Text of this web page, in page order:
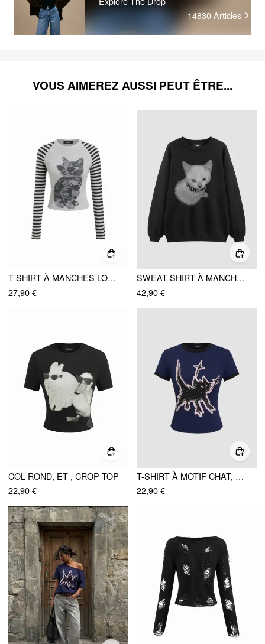
14830 Articles
VOUS AIMEREZ AUSSI PEUT ÊTRE...
T-SHIRT À MANCHES LONGUES EN COTON MÉLANGÉ, MOTIF CHAT RAYÉ, COL ROND
27,90 €
SWEAT-SHIRT À MANCHES LONGUES, COL ROND, TAILLE GÉNÉREUSE, À MOTIF DE CHAT EN MÉLANGE DE COTON
42,90 €
COL ROND, ET , CROP TOP
22,90 €
T-SHIRT À MOTIF CHAT, COL ROND, MANCHES COURTES
22,90 €